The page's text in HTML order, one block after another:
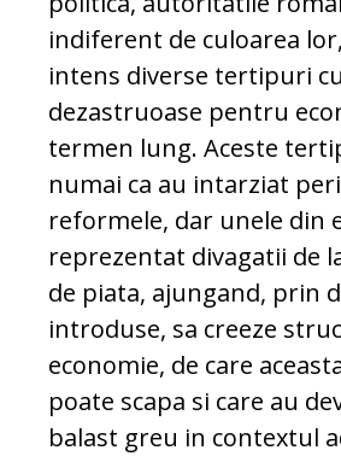
indiferent de culoarea
intens diverse tertipuri
dezastruoase pentru
termen lung. Aceste
numai ca au intarziat
reformele, dar unele din
reprezentat divagatii de
de piata, ajungand, prin
introduse, sa creeze
economie, de care
poate scapa si care au
balast greu in contextul